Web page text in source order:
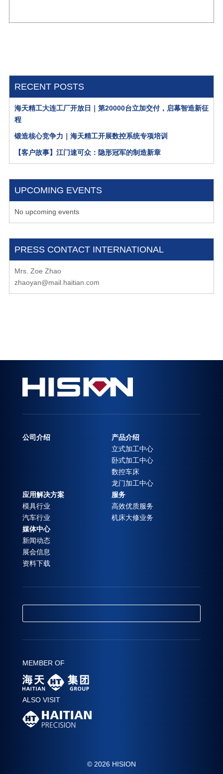
RECENT POSTS
海天精工大连工厂开放日｜第20000台立加交付，启幕智造新征
程
锻造核心竞争力｜海天精工开展数控系统专项培训
【客户故事】江门速可众：隐形冠军的制造新章
UPCOMING EVENTS
No upcoming events
PRESS CONTACT INTERNATIONAL
Mrs. Zoe Zhao
zhaoyan@mail.haitian.com
公司介绍
产品介绍
立式加工中心
卧式加工中心
数控车床
龙门加工中心
应用解决方案
模具行业
汽车行业
服务
高效优质服务
机床大修业务
媒体中心
新闻动态
展会信息
资料下载
MEMBER OF
ALSO VISIT
© 2026 HISION